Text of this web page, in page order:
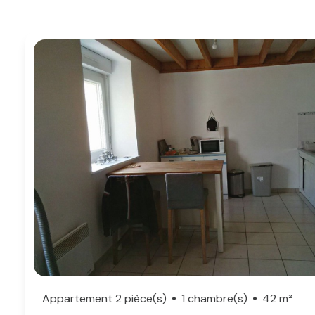
Appartement 2 pièce(s) 1 chambre(s) 42 m²